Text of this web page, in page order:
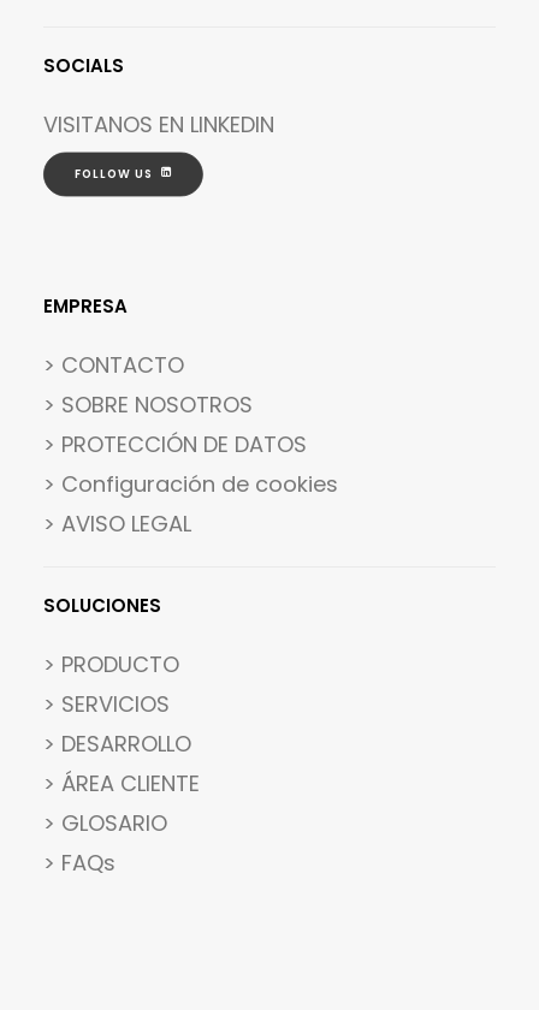
SOCIALS
VISITANOS EN LINKEDIN
FOLLOW US
EMPRESA
> CONTACTO
> SOBRE NOSOTROS
> PROTECCIÓN DE DATOS
> Configuración de cookies
> AVISO LEGAL
SOLUCIONES
> PRODUCTO
> SERVICIOS
> DESARROLLO
> ÁREA CLIENTE
> GLOSARIO
> FAQs